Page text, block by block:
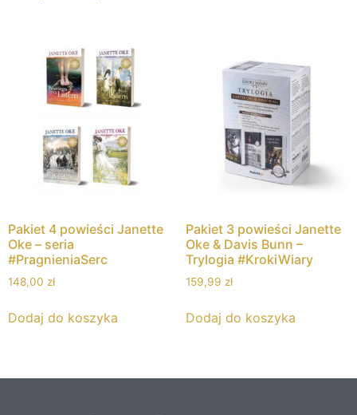
Pakiet 4 powieści Janette
Oke – seria
#PragnieniaSerc
148,00 zł
Dodaj do koszyka
Pakiet 3 powieści Janette
Oke & Davis Bunn –
Trylogia #KrokiWiary
159,99 zł
Dodaj do koszyka